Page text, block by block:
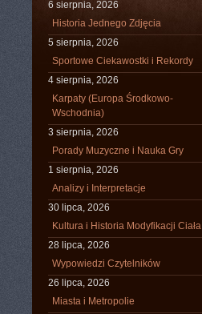
6 sierpnia, 2026
Historia Jednego Zdjęcia
5 sierpnia, 2026
Sportowe Ciekawostki i Rekordy
4 sierpnia, 2026
Karpaty (Europa Środkowo-
Wschodnia)
3 sierpnia, 2026
Porady Muzyczne i Nauka Gry
1 sierpnia, 2026
Analizy i Interpretacje
30 lipca, 2026
Kultura i Historia Modyfikacji Ciała
28 lipca, 2026
Wypowiedzi Czytelników
26 lipca, 2026
Miasta i Metropolie